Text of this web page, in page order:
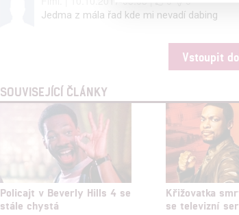
Jedma z mála řad kde mi nevadí dabing
Vstoupit
SOUVISEJÍCÍ ČLÁNKY
Policajt v Beverly Hills 4 se
stále chystá
Křižovatka
se televizní
Reklama
služeb
možnost: Zajištění
Poskytování a